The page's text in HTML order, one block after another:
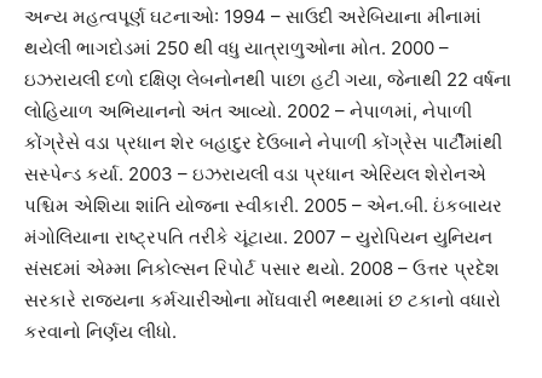
અન્ય મહત્વપૂર્ણ ઘટનાઓ: 1994 – સાઉદી અરેબિયાના મીનામાં
થયેલી ભાગદોડમાં 250 થી વધુ યાત્રાળુઓના મોત. 2000 –
ઇઝરાયલી દળો દક્ષિણ લેબનોનથી પાછા હટી ગયા, જેનાથી 22 વર્ષના
લોહિયાળ અભિયાનનો અંત આવ્યો. 2002 – નેપાળમાં, નેપાળી
કોંગ્રેસે વડા પ્રધાન શેર બહાદુર દેઉબાને નેપાળી કોંગ્રેસ પાર્ટીમાંથી
સસ્પેન્ડ કર્યા. 2003 – ઇઝરાયલી વડા પ્રધાન એરિયલ શેરોનએ
પશ્ચિમ એશિયા શાંતિ યોજના સ્વીકારી. 2005 – એન.બી. ઇંકબાયર
મંગોલિયાના રાષ્ટ્રપતિ તરીકે ચૂંટાયા. 2007 – યુરોપિયન યુનિયન
સંસદમાં એમ્મા નિકોલ્સન રિપોર્ટ પસાર થયો. 2008 – ઉત્તર પ્રદેશ
સરકારે રાજ્યના કર્મચારીઓના મોંઘવારી ભથ્થામાં છ ટકાનો વધારો
કરવાનો નિર્ણય લીધો.